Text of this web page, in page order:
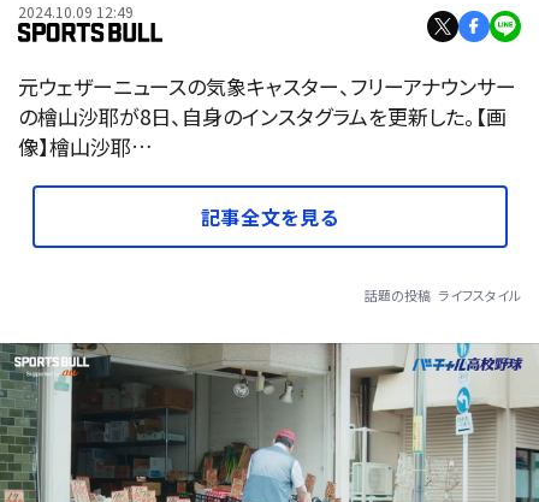
2024.10.09 12:49
元ウェザーニュースの気象キャスター、フリーアナウンサー
の檜山沙耶が8日、自身のインスタグラムを更新した。【画
像】檜山沙耶…
記事全文を見る
話題の投稿 ライフスタイル